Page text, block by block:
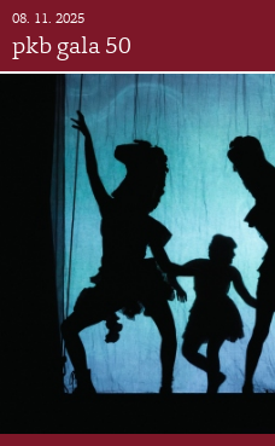
08. 11. 2025
pkb gala 50